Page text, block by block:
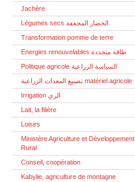
Jachère
Légumes secs الخضار المجففة
Transformation pomme de terre
Energies renouvelables طاقة متجددة
Politique agricole السياسة الزراعية
تصنيع المعدات الزراعية matériel agricole
Irrigation الري
Lait, la filière
Loisirs
Ministère Agriculture et Développement
Rural
Conseil, coopération
Kabylie, agriculture de montagne